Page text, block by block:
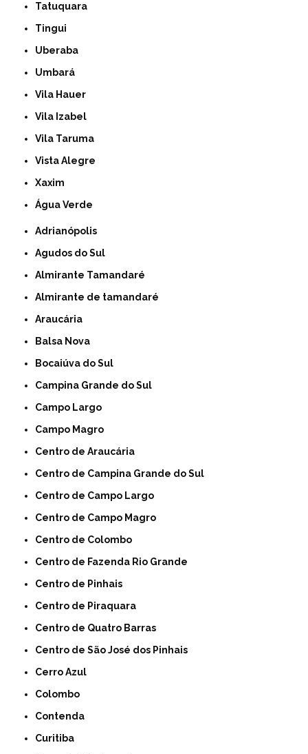
Tatuquara
Tingui
Uberaba
Umbará
Vila Hauer
Vila Izabel
Vila Taruma
Vista Alegre
Xaxim
Água Verde
Adrianópolis
Agudos do Sul
Almirante Tamandaré
Almirante de tamandaré
Araucária
Balsa Nova
Bocaiúva do Sul
Campina Grande do Sul
Campo Largo
Campo Magro
Centro de Araucária
Centro de Campina Grande do Sul
Centro de Campo Largo
Centro de Campo Magro
Centro de Colombo
Centro de Fazenda Rio Grande
Centro de Pinhais
Centro de Piraquara
Centro de Quatro Barras
Centro de São José dos Pinhais
Cerro Azul
Colombo
Contenda
Curitiba